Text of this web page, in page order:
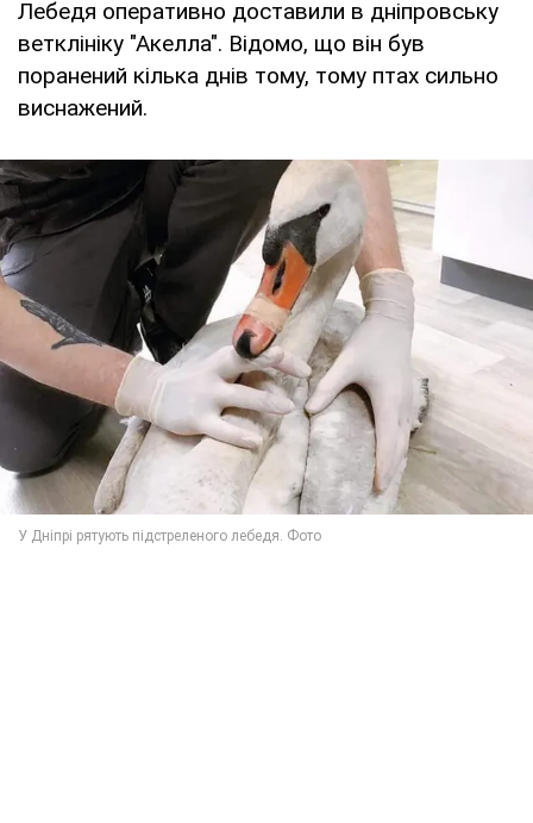
Лебедя оперативно доставили в дніпровську
ветклініку "Акелла". Відомо, що він був
поранений кілька днів тому, тому птах сильно
виснажений.